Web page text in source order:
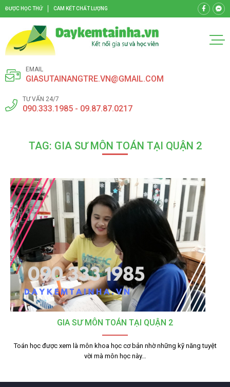
ĐƯỢC HỌC THỬ CAM KẾT CHẤT LƯỢNG
EMAIL
GIASUTAINANGTRE.VN@GMAIL.COM
TƯ VẤN 24/7
090.333.1985 - 09.87.87.0217
TAG: GIA SƯ MÔN TOÁN TẠI QUẬN 2
GIA SƯ MÔN TOÁN TẠI QUẬN 2
Toán học được xem là môn khoa học cơ bản nhờ những kỹ năng tuyệt
vời mà môn học này…